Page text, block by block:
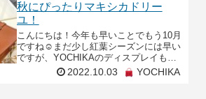
秋にぴったりマキシカドリー
ユ！
こんにちは！今年も早いことでもう10月
ですね☺まだ少し紅葉シーズンには早い
ですが、YOCHIKAのディスプレイもす
っかり秋仕様になりました🍁ぜひ一度ご
来店くださいね！さて本日は秋のお出か
2022.10.03 YOCHIKA